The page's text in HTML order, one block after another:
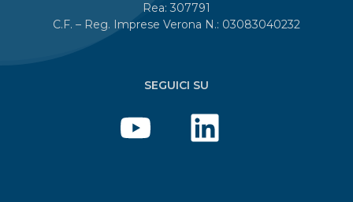
Rea: 307791
C.F. – Reg. Imprese Verona N.: 03083040232
SEGUICI SU